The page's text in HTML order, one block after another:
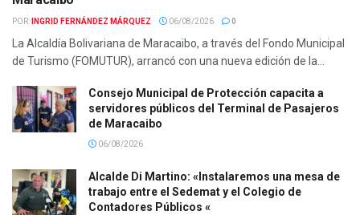
POR: INGRID FERNÁNDEZ MÁRQUEZ 06/08/2026 0
La Alcaldía Bolivariana de Maracaibo, a través del Fondo Municipal
de Turismo (FOMUTUR), arrancó con una nueva edición de la...
Consejo Municipal de Protección capacita a
servidores públicos del Terminal de Pasajeros
de Maracaibo
06/08/2026
Alcalde Di Martino: «Instalaremos una mesa de
trabajo entre el Sedemat y el Colegio de
Contadores Públicos «